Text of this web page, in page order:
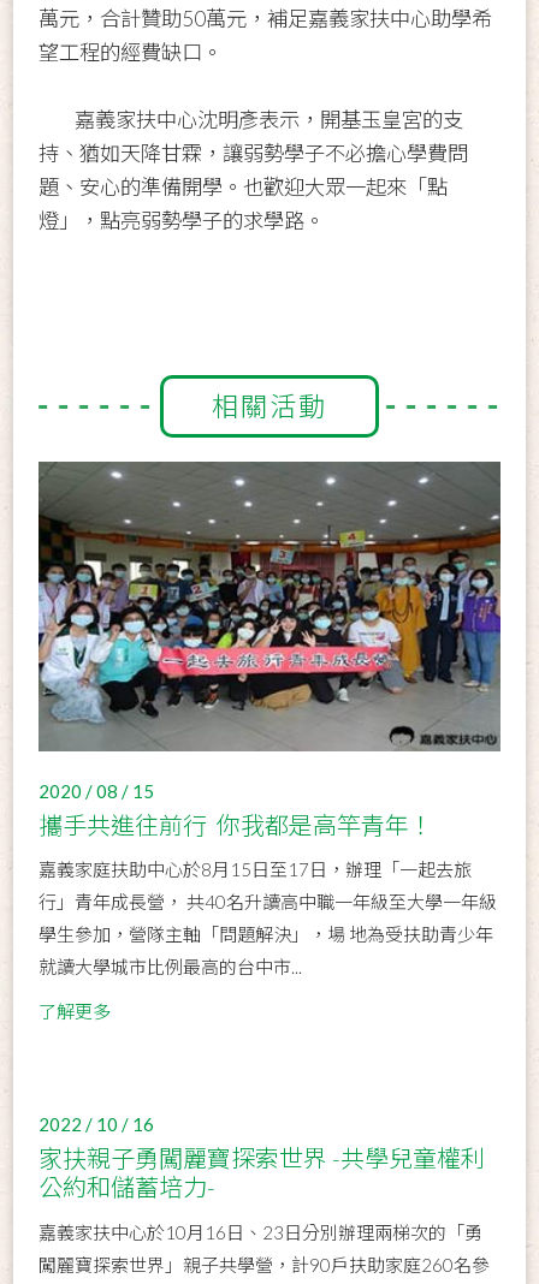
萬元，合計贊助50萬元，補足嘉義家扶中心助學希
望工程的經費缺口。
嘉義家扶中心沈明彥表示，開基玉皇宮的支
持、猶如天降甘霖，讓弱勢學子不必擔心學費問
題、安心的準備開學。也歡迎大眾一起來「點
燈」，點亮弱勢學子的求學路。
相關活動
2020 / 08 / 15
攜手共進往前行 你我都是高竿青年！
嘉義家庭扶助中心於8月15日至17日，辦理「一起去旅
行」青年成長營， 共40名升讀高中職一年級至大學一年級
學生參加，營隊主軸「問題解決」，場 地為受扶助青少年
就讀大學城市比例最高的台中市...
了解更多
2022 / 10 / 16
家扶親子勇闖麗寶探索世界 -共學兒童權利
公約和儲蓄培力-
嘉義家扶中心於10月16日、23日分別辦理兩梯次的「勇
闖麗寶探索世界」親子共學營，計90戶扶助家庭260名參